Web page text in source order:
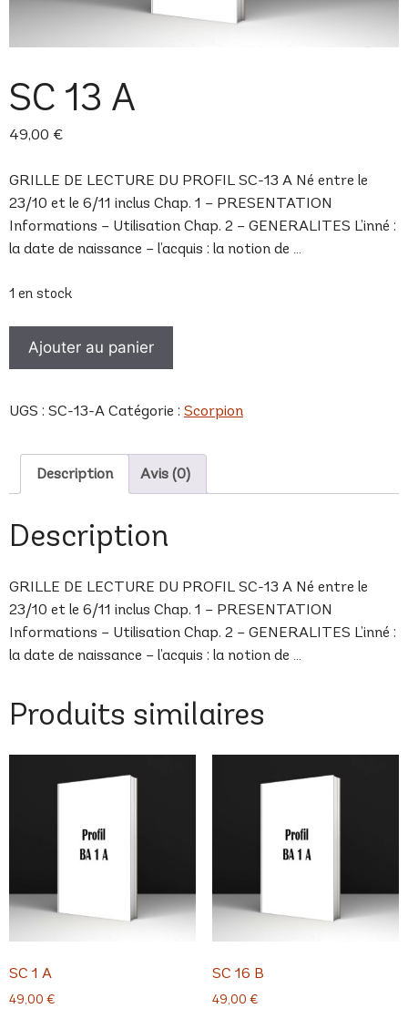
SC 13 A
49,00 €
GRILLE DE LECTURE DU PROFIL SC-13 A Né entre le
23/10 et le 6/11 inclus Chap. 1 – PRESENTATION
Informations – Utilisation Chap. 2 – GENERALITES L’inné :
la date de naissance – l’acquis : la notion de …
1 en stock
13
Ajouter au panier
UGS : SC-13-A Catégorie : Scorpion
Description Avis (0)
Description
GRILLE DE LECTURE DU PROFIL SC-13 A Né entre le
23/10 et le 6/11 inclus Chap. 1 – PRESENTATION
Informations – Utilisation Chap. 2 – GENERALITES L’inné :
la date de naissance – l’acquis : la notion de …
Produits similaires
SC 1 A
49,00 €
SC 16 B
49,00 €